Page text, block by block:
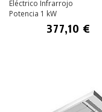
Eléctrico Infrarrojo
Potencia 1 kW
377,10 €